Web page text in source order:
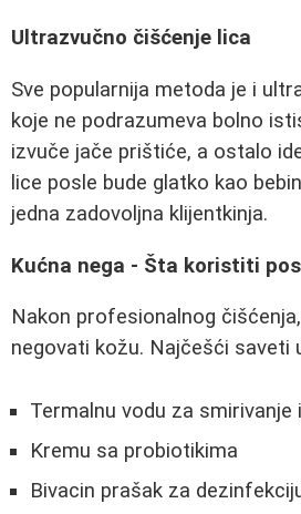
Ultrazvučno čišćenje lica
Sve popularnija metoda je i
koje ne podrazumeva bolno
izvuče jače prištiće, a ostalo
lice posle bude glatko kao
jedna zadovoljna klijentkinja.
Kućna nega - Šta koristiti
Nakon profesionalnog
negovati kožu. Najčešći saveti
Termalnu vodu za smirivanje
Kremu sa probiotikima
Bivacin prašak za